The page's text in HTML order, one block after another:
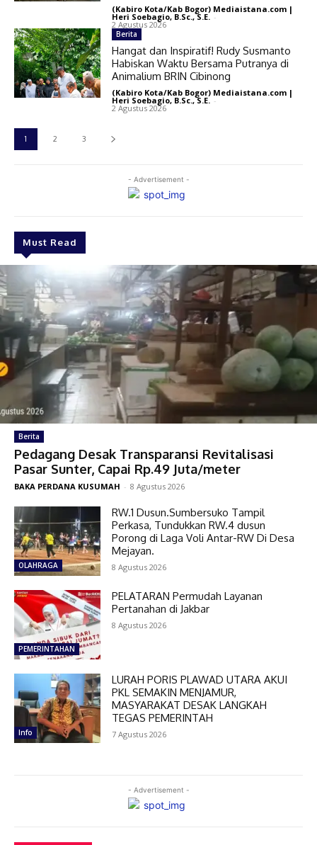
- Advertisement -
Must Read
Berita
Pedagang Desak Transparansi Revitalisasi
Pasar Sunter, Capai Rp.49 Juta/meter
BAKA PERDANA KUSUMAH - 8 Agustus 2026
OLAHRAGA
RW.1 Dusun.Sumbersuko Tampil
Perkasa, Tundukkan RW.4 dusun
Porong di Laga Voli Antar-RW Di Desa
Mejayan.
8 Agustus 2026
PEMERINTAHAN
PELATARAN Permudah Layanan
Pertanahan di Jakbar
8 Agustus 2026
Info
LURAH PORIS PLAWAD UTARA AKUI
PKL SEMAKIN MENJAMUR,
MASYARAKAT DESAK LANGKAH
TEGAS PEMERINTAH
7 Agustus 2026
(Kabiro Kota/Kab Bogor) Mediaistana.com |
Heri Soebagio, B.Sc., S.E. -
2 Agustus 2026
Berita
Hangat dan Inspiratif! Rudy Susmanto
Habiskan Waktu Bersama Putranya di
Animalium BRIN Cibinong
(Kabiro Kota/Kab Bogor) Mediaistana.com |
Heri Soebagio, B.Sc., S.E. -
2 Agustus 2026
1 2 3
- Advertisement -